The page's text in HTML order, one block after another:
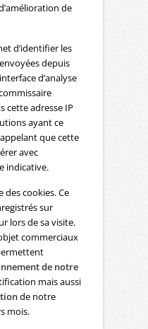
de
d’identifier les
depuis
d’analyse
cette adresse IP
ayant ce
que cette
avec
indicative.
des cookies. Ce
sur
lors de sa visite.
commerciaux
de notre
mais aussi
de notre
mois.